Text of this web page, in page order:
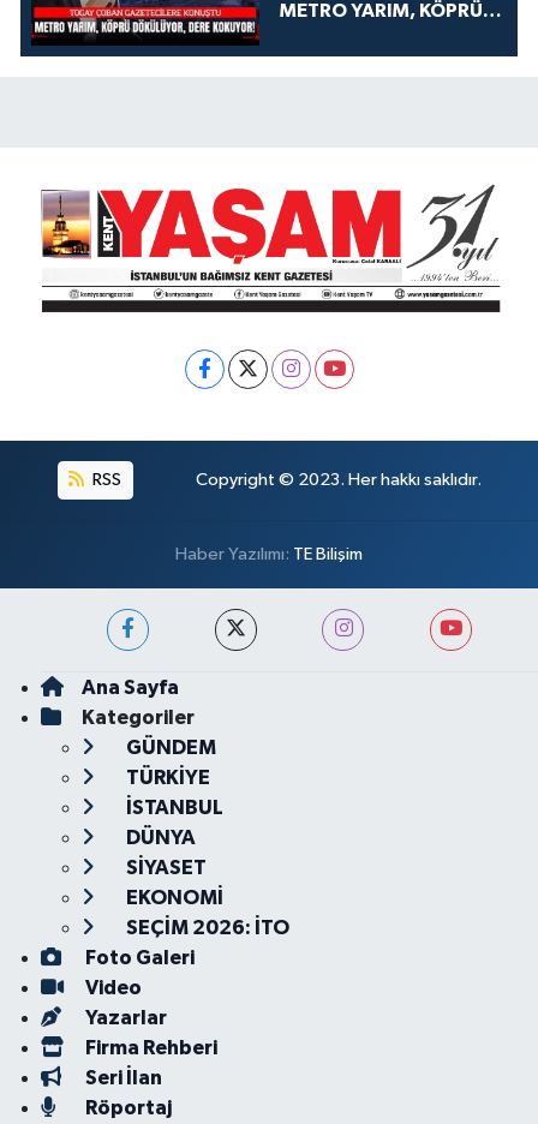
METRO YARIM, KÖPRÜ
KOKUYOR!
RSS Copyright © 2023. Her hakkı saklıdır.
Haber Yazılımı: TE Bilişim
Ana Sayfa
Kategoriler
GÜNDEM
TÜRKİYE
İSTANBUL
DÜNYA
SİYASET
EKONOMİ
SEÇİM 2026: İTO
Foto Galeri
Video
Yazarlar
Firma Rehberi
Seri İlan
Röportaj